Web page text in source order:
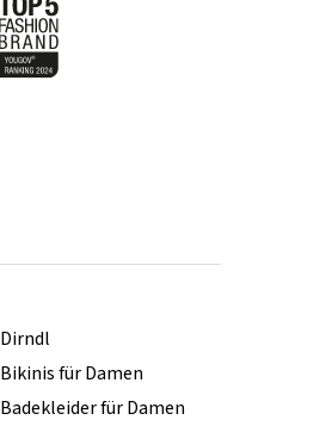
Dirndl
Bikinis für Damen
Badekleider für Damen